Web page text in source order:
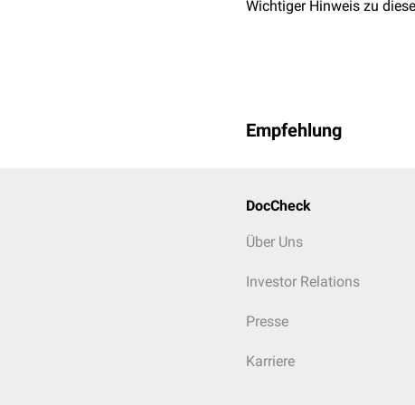
Wichtiger Hinweis zu
Empfehlung
DocCheck
Über Uns
Investor Relations
Presse
Karriere